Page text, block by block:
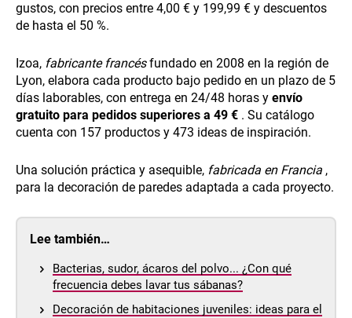
gustos, con precios entre 4,00 € y 199,99 € y descuentos
de hasta el 50 %.
Izoa, fabricante francésfundado en 2008 en la región de
Lyon, elabora cada producto bajo pedido en un plazo de 5
días laborables, con entrega en 24/48 horas y envío
gratuito para pedidos superiores a 49 € . Su catálogo
cuenta con 157 productos y 473 ideas de inspiración.
Una solución práctica y asequible, fabricada en Francia ,
para la decoración de paredes adaptada a cada proyecto.
Lee también…
Bacterias, sudor, ácaros del polvo... ¿Con qué
frecuencia debes lavar tus sábanas?
Decoración de habitaciones juveniles: ideas para el